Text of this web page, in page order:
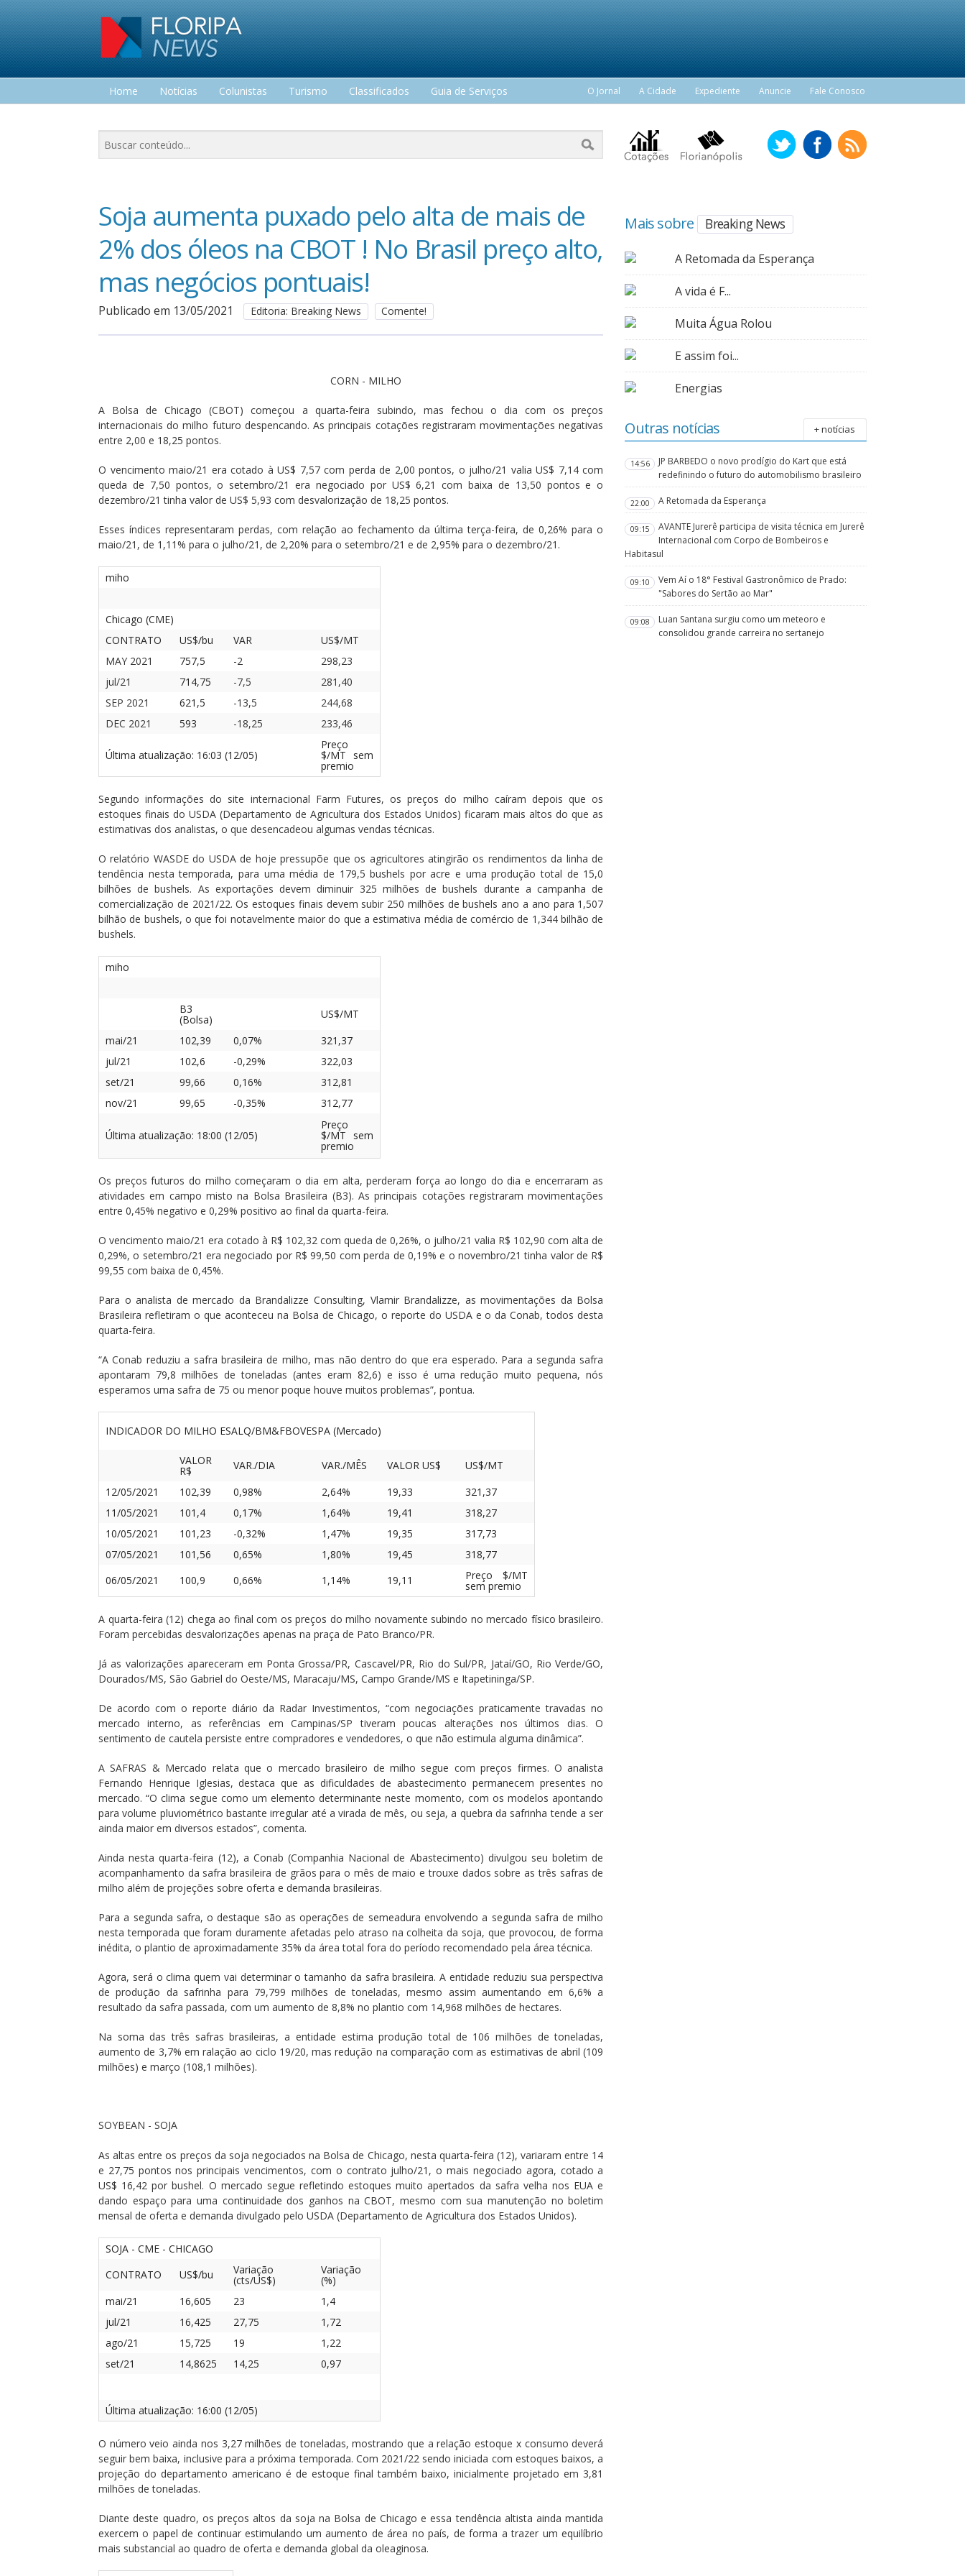
Home Notícias Colunistas Turismo Classificados
Guia de Serviços
O Jornal A Cidade Expediente Anuncie Fale Conosco
Soja aumenta puxado pelo alta de mais de
2% dos óleos na CBOT ! No Brasil preço alto,
mas negócios pontuais!
Publicado em 13/05/2021 Editoria: Breaking News Comente!
CORN - MILHO
A Bolsa de Chicago (CBOT) começou a quarta-feira subindo, mas fechou o dia com os preços
internacionais do milho futuro despencando. As principais cotações registraram movimentações negativas
entre 2,00 e 18,25 pontos.
O vencimento maio/21 era cotado à US$ 7,57 com perda de 2,00 pontos, o julho/21 valia US$ 7,14 com
queda de 7,50 pontos, o setembro/21 era negociado por US$ 6,21 com baixa de 13,50 pontos e o
dezembro/21 tinha valor de US$ 5,93 com desvalorização de 18,25 pontos.
Esses índices representaram perdas, com relação ao fechamento da última terça-feira, de 0,26% para o
maio/21, de 1,11% para o julho/21, de 2,20% para o setembro/21 e de 2,95% para o dezembro/21.
miho
Chicago (CME)
CONTRATO
US$/bu VAR
US$/MT
MAY 2021
757,5 -2
298,23
jul/21
714,75 -7,5
281,40
SEP 2021
621,5 -13,5
244,68
DEC 2021
593 -18,25 233,46
Última atualização: 16:03 (12/05)
Preço
$/MT sem
premio
Segundo informações do site internacional Farm Futures, os preços do milho caíram depois que os
estoques finais do USDA (Departamento de Agricultura dos Estados Unidos) ficaram mais altos do que as
estimativas dos analistas, o que desencadeou algumas vendas técnicas.
O relatório WASDE do USDA de hoje pressupõe que os agricultores atingirão os rendimentos da linha de
tendência nesta temporada, para uma média de 179,5 bushels por acre e uma produção total de 15,0
bilhões de bushels. As exportações devem diminuir 325 milhões de bushels durante a campanha de
comercialização de 2021/22. Os estoques finais devem subir 250 milhões de bushels ano a ano para 1,507
bilhão de bushels, o que foi notavelmente maior do que a estimativa média de comércio de 1,344 bilhão de
bushels.
miho
B3
(Bolsa)
US$/MT
mai/21
102,39 0,07%
321,37
jul/21
102,6 -0,29%
322,03
set/21
99,66 0,16%
312,81
nov/21
99,65 -0,35% 312,77
Última atualização: 18:00 (12/05)
Preço
$/MT sem
premio
Os preços futuros do milho começaram o dia em alta, perderam força ao longo do dia e encerraram as
atividades em campo misto na Bolsa Brasileira (B3). As principais cotações registraram movimentações
entre 0,45% negativo e 0,29% positivo ao final da quarta-feira.
O vencimento maio/21 era cotado à R$ 102,32 com queda de 0,26%, o julho/21 valia R$ 102,90 com alta de
0,29%, o setembro/21 era negociado por R$ 99,50 com perda de 0,19% e o novembro/21 tinha valor de R$
99,55 com baixa de 0,45%.
Para o analista de mercado da Brandalizze Consulting, Vlamir Brandalizze, as movimentações da Bolsa
Brasileira refletiram o que aconteceu na Bolsa de Chicago, o reporte do USDA e o da Conab, todos desta
quarta-feira.
“A Conab reduziu a safra brasileira de milho, mas não dentro do que era esperado. Para a segunda safra
apontaram 79,8 milhões de toneladas (antes eram 82,6) e isso é uma redução muito pequena, nós
esperamos uma safra de 75 ou menor poque houve muitos problemas”, pontua.
INDICADOR DO MILHO ESALQ/BM&FBOVESPA (Mercado)
VALOR
R$ VAR./DIA VAR./MÊS VALOR US$
US$/MT
12/05/2021
102,39 0,98% 2,64% 19,33
321,37
11/05/2021
101,4 0,17% 1,64% 19,41
318,27
10/05/2021
101,23 -0,32% 1,47% 19,35
317,73
07/05/2021
101,56 0,65% 1,80% 19,45
318,77
06/05/2021
100,9 0,66% 1,14% 19,11 Preço $/MT
sem premio
A quarta-feira (12) chega ao final com os preços do milho novamente subindo no mercado físico brasileiro.
Foram percebidas desvalorizações apenas na praça de Pato Branco/PR.
Já as valorizações apareceram em Ponta Grossa/PR, Cascavel/PR, Rio do Sul/PR, Jataí/GO, Rio Verde/GO,
Dourados/MS, São Gabriel do Oeste/MS, Maracaju/MS, Campo Grande/MS e Itapetininga/SP.
De acordo com o reporte diário da Radar Investimentos, “com negociações praticamente travadas no
mercado interno, as referências em Campinas/SP tiveram poucas alterações nos últimos dias. O
sentimento de cautela persiste entre compradores e vendedores, o que não estimula alguma dinâmica”.
A SAFRAS & Mercado relata que o mercado brasileiro de milho segue com preços firmes. O analista
Fernando Henrique Iglesias, destaca que as dificuldades de abastecimento permanecem presentes no
mercado. “O clima segue como um elemento determinante neste momento, com os modelos apontando
para volume pluviométrico bastante irregular até a virada de mês, ou seja, a quebra da safrinha tende a ser
ainda maior em diversos estados”, comenta.
Ainda nesta quarta-feira (12), a Conab (Companhia Nacional de Abastecimento) divulgou seu boletim de
acompanhamento da safra brasileira de grãos para o mês de maio e trouxe dados sobre as três safras de
milho além de projeções sobre oferta e demanda brasileiras.
Para a segunda safra, o destaque são as operações de semeadura envolvendo a segunda safra de milho
nesta temporada que foram duramente afetadas pelo atraso na colheita da soja, que provocou, de forma
inédita, o plantio de aproximadamente 35% da área total fora do período recomendado pela área técnica.
Agora, será o clima quem vai determinar o tamanho da safra brasileira. A entidade reduziu sua perspectiva
de produção da safrinha para 79,799 milhões de toneladas, mesmo assim aumentando em 6,6% a
resultado da safra passada, com um aumento de 8,8% no plantio com 14,968 milhões de hectares.
Na soma das três safras brasileiras, a entidade estima produção total de 106 milhões de toneladas,
aumento de 3,7% em ralação ao ciclo 19/20, mas redução na comparação com as estimativas de abril (109
milhões) e março (108,1 milhões).
SOYBEAN - SOJA
As altas entre os preços da soja negociados na Bolsa de Chicago, nesta quarta-feira (12), variaram entre 14
e 27,75 pontos nos principais vencimentos, com o contrato julho/21, o mais negociado agora, cotado a
US$ 16,42 por bushel. O mercado segue refletindo estoques muito apertados da safra velha nos EUA e
dando espaço para uma continuidade dos ganhos na CBOT, mesmo com sua manutenção no boletim
mensal de oferta e demanda divulgado pelo USDA (Departamento de Agricultura dos Estados Unidos).
SOJA - CME - CHICAGO
CONTRATO
US$/bu Variação
(cts/US$)
Variação
(%)
mai/21
16,605 23
1,4
jul/21
16,425 27,75
1,72
ago/21
15,725 19
1,22
set/21
14,8625 14,25 0,97
Última atualização: 16:00 (12/05)
O número veio ainda nos 3,27 milhões de toneladas, mostrando que a relação estoque x consumo deverá
seguir bem baixa, inclusive para a próxima temporada. Com 2021/22 sendo iniciada com estoques baixos, a
projeção do departamento americano é de estoque final também baixo, inicialmente projetado em 3,81
milhões de toneladas.
Diante deste quadro, os preços altos da soja na Bolsa de Chicago e essa tendência altista ainda mantida
exercem o papel de continuar estimulando um aumento de área no país, de forma a trazer um equilíbrio
mais substancial ao quadro de oferta e demanda global da oleaginosa.
Mais sobre Breaking News
A Retomada da Esperança
A vida é F...
Muita Água Rolou
E assim foi...
Energias
Outras notícias + notícias
14:56
JP BARBEDO o novo prodígio do Kart que está
redefinindo o futuro do automobilismo brasileiro
22:00 A Retomada da Esperança
09:15
AVANTE Jurerê participa de visita técnica em Jurerê
Internacional com Corpo de Bombeiros e
Habitasul
09:10
Vem Aí o 18° Festival Gastronômico de Prado:
"Sabores do Sertão ao Mar"
09:08
Luan Santana surgiu como um meteoro e
consolidou grande carreira no sertanejo